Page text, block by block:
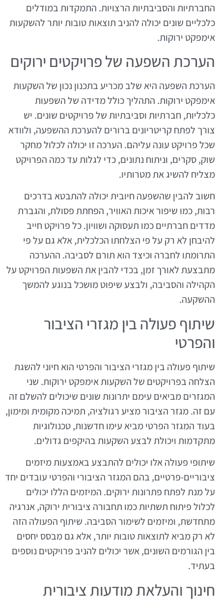
החברתיות והסביבתיות הרצויות. התמקדות במודלים
כלכליים שונים יכולה להניב תוצאות טובות יותר להשקעות
אימפקט ירוקות.
הערכת השפעה של פרויקטים ירוקים
הערכת השפעה היא שלב מכריע בתכנון נכון של השקעות
אימפקט ירוקות. התהליך כולל מדידה של השפעות
כלכליות, חברתיות וסביבתיות של פרויקטים שונים. יש
צורך לפתח קריטריונים ברורים להערכת ההשפעה, ולוודא
שכל פרויקט עונה עליהם. הערכה זו יכולה לכלול מחקר
שוק, סקרים, וניתוח נתונים, כדי לגלות עד כמה הפרויקט
מצליח להשיג את מטרותיו.
חשוב להבין שהשפעה חיובית יכולה להתבטא בדרכים
רבות, כמו שיפור איכות האוויר, הפחתת פסולת, והגברת
מדדים חברתיים כמו תעסוקה ושוויון. כל פרויקט חייב
להיבחן לא רק על פי הצלחתו הכלכלית, אלא גם על פי
התרומתו לחברה וכיצד הוא תורם לסביבה. ההערכה
מתבצעת לאורך זמן, בכדי להבין את השפעות הפרויקט על
הקהילה והסביבה, ולבצע שיפוט מושכל בנוגע להמשך
ההשקעה.
שיתוף פעולה בין מגזרי הציבור
והפרטי
שיתוף פעולה בין מגזרי הציבור והפרטי הוא חיוני להשגת
הצלחה בפרויקטים של השקעות אימפקט ירוקות. שני
המגזרים מביאים עימם יתרונות שונים שיכולים להשלם זה
עם זה. מגזר הציבור מציע רגולציה, תמיכה מקומית ומימון,
בעוד המגזר הפרטי מביא עימו חדשנות, טכנולוגיות
מתקדמות ויכולת לבצע השקעות בהיקפים גדולים.
שיתופי פעולה אלו יכולים להתבצע באמצעות מיזמים
ציבוריים-פרטיים, בהם המגזר הציבורי והפרטי עובדים יחד
על מנת לפתח פתרונות ירוקים. המיזמים הללו יכולים
לכלול פיתוח תשתיות כמו תחבורה ציבורית ירוקה, אנרגיה
מתחדשת, ומיזמים לשימור הסביבה. שיתוף הפעולה הזה
לא רק מביא לתוצאות טובות יותר, אלא גם מבסס יחסים
בין הגורמים השונים, אשר יכולים להניב פרויקטים נוספים
בעתיד.
חינוך והעלאת מודעות ציבורית